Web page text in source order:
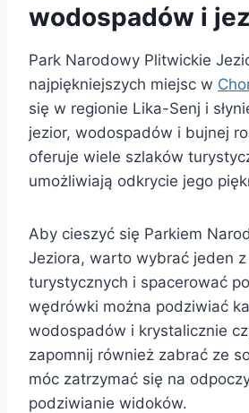
wodospadów i
Park Narodowy Plitwickie
najpiękniejszych miejsc w
się w regionie Lika-Senj i
jezior, wodospadów i bujnej
oferuje wiele szlaków
umożliwiają odkrycie jego
Aby cieszyć się Parkiem
Jeziora, warto wybrać jeden
turystycznych i spacerować
wędrówki można podziwiać
wodospadów i krystalicznie
zapomnij również zabrać ze
móc zatrzymać się na
podziwianie widoków.